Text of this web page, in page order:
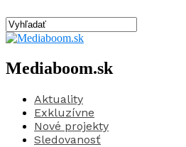
Mediaboom.sk
Aktuality
Exkluzívne
Nové projekty
Sledovanosť